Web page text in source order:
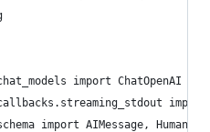
import ChatOpenAI
import
import AIMessage,